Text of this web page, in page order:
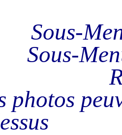
Sous-
Sous-
photos